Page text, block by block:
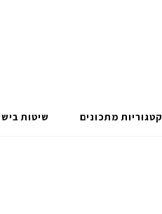
קטגוריות מתכונים שיטות